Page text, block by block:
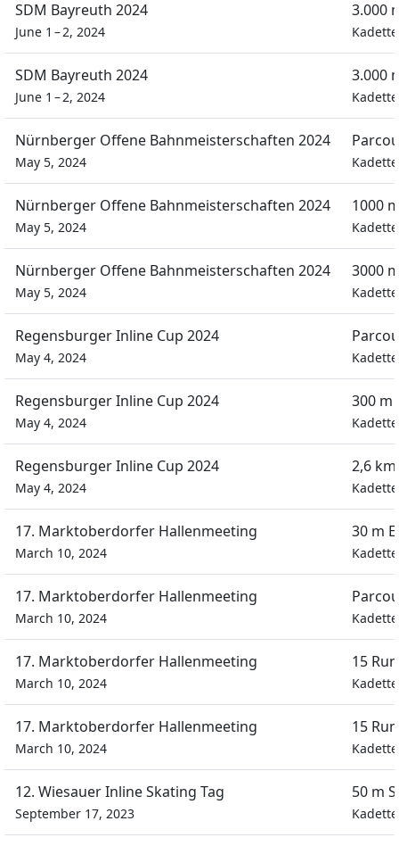
SDM Bayreuth 2024
June 1 – 2, 2024
3.000
SDM Bayreuth 2024
June 1 – 2, 2024
3.000
Nürnberger Offene Bahnmeisterschaften 2024
May 5, 2024
Nürnberger Offene Bahnmeisterschaften 2024
May 5, 2024
1000
Nürnberger Offene Bahnmeisterschaften 2024
May 5, 2024
3000
Regensburger Inline Cup 2024
May 4, 2024
Regensburger Inline Cup 2024
May 4, 2024
300 m
Regensburger Inline Cup 2024
May 4, 2024
2,6
17. Marktoberdorfer Hallenmeeting
March 10, 2024
30 m
17. Marktoberdorfer Hallenmeeting
March 10, 2024
17. Marktoberdorfer Hallenmeeting
March 10, 2024
15
17. Marktoberdorfer Hallenmeeting
March 10, 2024
15
12. Wiesauer Inline Skating Tag
September 17, 2023
50 m